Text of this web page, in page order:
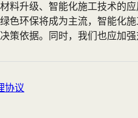
料升级、智能化施工技术的
色环保将成为主流，智能化
依据。同时，我们也应加
协议